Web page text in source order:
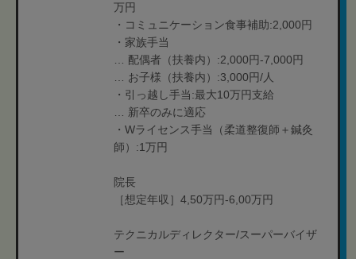
万円
・コミュニケーション食事補助:2,000円
・家族手当
… 配偶者（扶養内）:2,000円-7,000円
… お子様（扶養内）:3,000円/人
・引っ越し手当:最大10万円支給
… 新卒のみに適応
・Wライセンス手当（柔道整復師＋鍼灸
師）:1万円
院長
［想定年収］4,50万円-6,00万円
テクニカルディレクター/スーパーバイザ
ー